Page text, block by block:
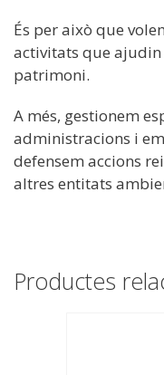
És per això que
activitats que
patrimoni.
A més, gestionem
administracions i
defensem accions
altres entitats
Productes